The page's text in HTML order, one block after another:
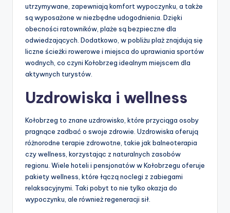
utrzymywane, zapewniają komfort wypoczynku, a także
są wyposażone w niezbędne udogodnienia. Dzięki
obecności ratowników, plaże są bezpieczne dla
odwiedzających. Dodatkowo, w pobliżu plaż znajdują się
liczne ścieżki rowerowe i miejsca do uprawiania sportów
wodnych, co czyni Kołobrzeg idealnym miejscem dla
aktywnych turystów.
Uzdrowiska i wellness
Kołobrzeg to znane uzdrowisko, które przyciąga osoby
pragnące zadbać o swoje zdrowie. Uzdrowiska oferują
różnorodne terapie zdrowotne, takie jak balneoterapia
czy wellness, korzystając z naturalnych zasobów
regionu. Wiele hoteli i pensjonatów w Kołobrzegu oferuje
pakiety wellness, które łączą noclegi z zabiegami
relaksacyjnymi. Taki pobyt to nie tylko okazja do
wypoczynku, ale również regeneracji sił.